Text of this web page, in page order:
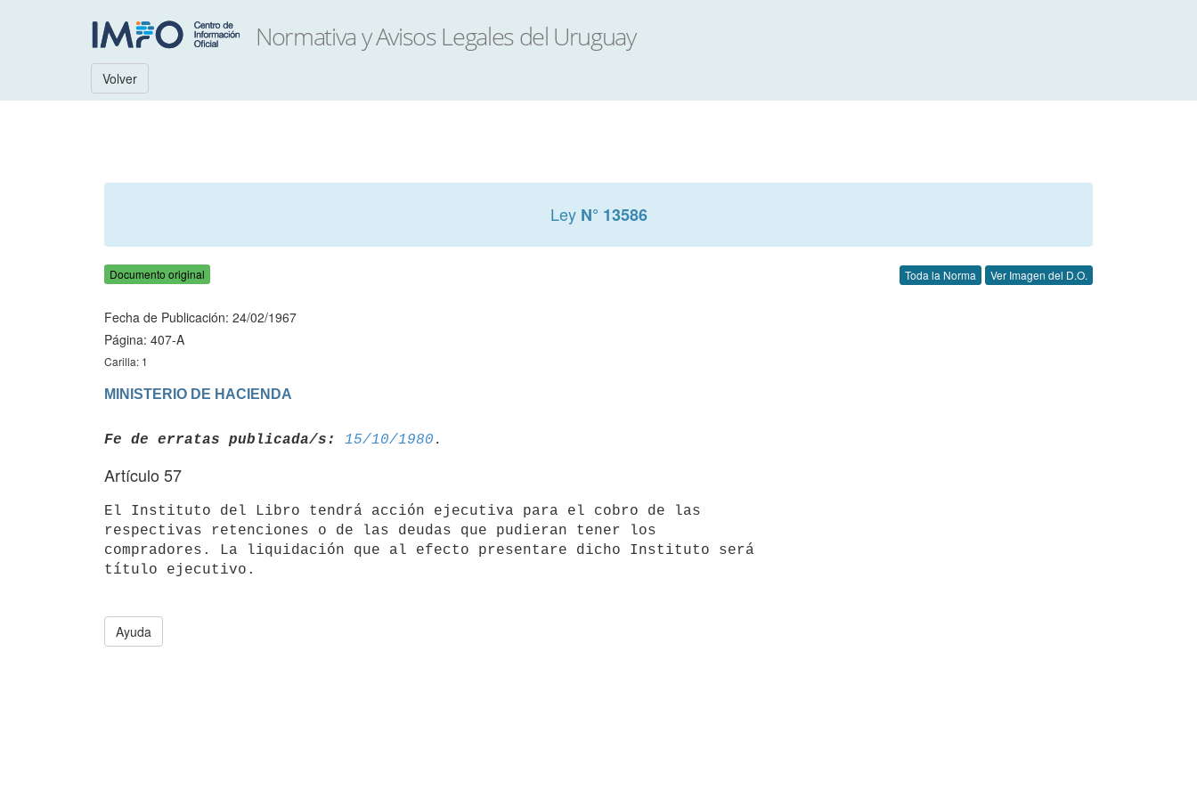
Volver
Ley N° 13586
Documento original Toda la Norma Ver Imagen del D.O.
Fecha de Publicación: 24/02/1967
Página: 407-A
Carilla: 1
MINISTERIO DE HACIENDA
Fe de erratas publicada/s: 15/10/1980
Artículo 57
El Instituto del Libro tendrá acción ejecutiva para el cobro de las
respectivas retenciones o de las deudas que pudieran tener los
compradores. La liquidación que al efecto presentare dicho Instituto será
título ejecutivo.
Ayuda